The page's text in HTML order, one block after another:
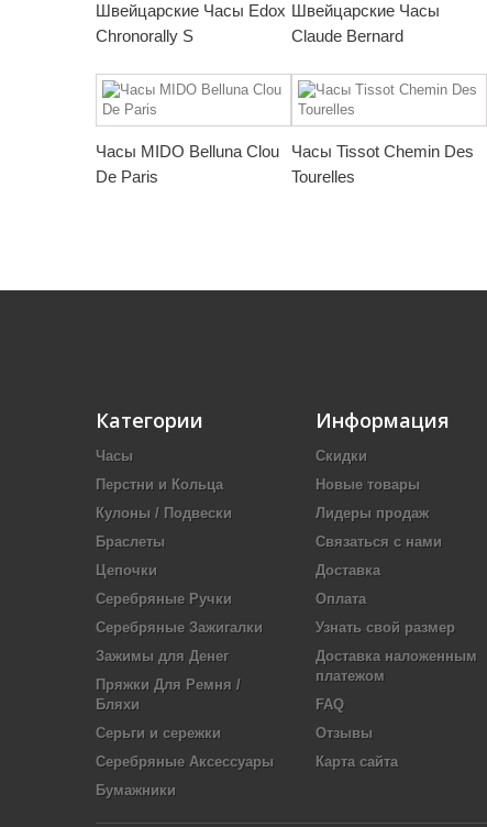
Швейцарские Часы Edox
Chronorally S
Швейцарские Часы
Claude Bernard
Часы MIDO Belluna Clou
De Paris
Часы Tissot Chemin Des
Tourelles
Категории
Часы
Перстни и Кольца
Кулоны / Подвески
Браслеты
Цепочки
Серебряные Ручки
Серебряные Зажигалки
Зажимы для Денег
Пряжки Для Ремня /
Бляхи
Серьги и сережки
Серебряные Аксессуары
Бумажники
Информация
Скидки
Новые товары
Лидеры продаж
Связаться с нами
Доставка
Оплата
Узнать свой размер
Доставка наложенным
платежом
FAQ
Отзывы
Карта сайта